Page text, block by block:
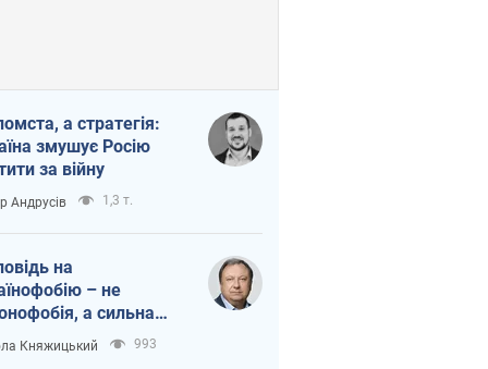
а стратегія:
змушує Росію
за війну
Андрусів 1,3 т.
на
– не
а сильна
держава
Княжицький 993